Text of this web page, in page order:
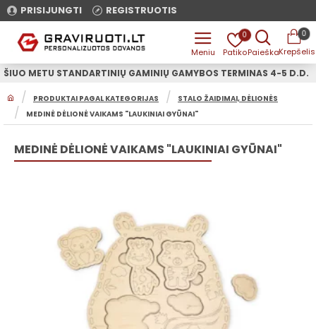
PRISIJUNGTI REGISTRUOTIS
0 0
O
M
E
PRODUKTAI PAGAL KATEGORIJAS
STALO ŽAIDIMAI, DĖLIONĖS
MEDINĖ DĖLIONĖ VAIKAMS "LAUKINIAI GYŪNAI"
ŠIUO METU STANDARTINIŲ GAMINIŲ GAMYBOS TERMINAS 4-5 D.D.
MEDINĖ DĖLIONĖ VAIKAMS "LAUKINIAI GYŪNAI"